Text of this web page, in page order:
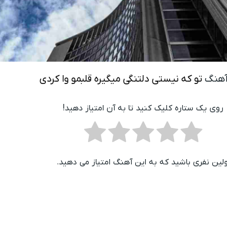
تو که نیستی دلتنگی میگیره قلبمو وا کردی
روی یک ستاره کلیک کنید تا به آن امتیاز دهید!
نفری باشید که به این آهنگ امتیاز می دهید.